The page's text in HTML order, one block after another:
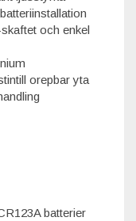
och enkel
orepbar yta
batterier